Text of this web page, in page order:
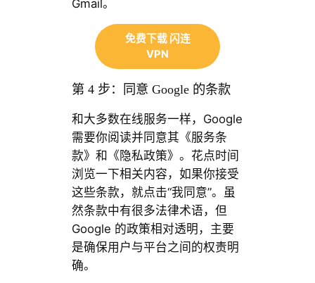
Gmail。
免费下载 闪连
VPN
第 4 步：同意 Google 的条款
和大多数在线服务一样，Google
需要你阅读并同意其《服务条
款》和《隐私政策》。花点时间
浏览一下相关内容，如果你接受
这些条款，就点击“我同意”。虽
然条款中有很多法律术语，但
Google 的政策相对透明，主要
是确保用户与平台之间的权责明
确。